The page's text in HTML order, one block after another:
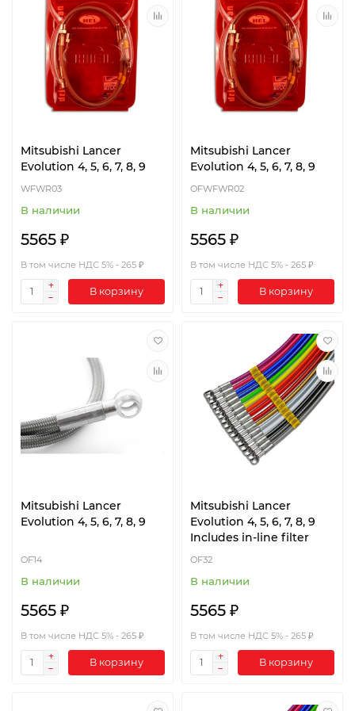
Mitsubishi Lancer
Evolution 4, 5, 6, 7, 8, 9
WFWR03
В наличии
5565 ₽
В том числе НДС 5% - 265 ₽
В корзину
Mitsubishi Lancer
Evolution 4, 5, 6, 7, 8, 9
OFWFWR02
В наличии
5565 ₽
В том числе НДС 5% - 265 ₽
В корзину
Mitsubishi Lancer
Evolution 4, 5, 6, 7, 8, 9
OF14
В наличии
5565 ₽
В том числе НДС 5% - 265 ₽
В корзину
Mitsubishi Lancer
Evolution 4, 5, 6, 7, 8, 9
Includes in-line filter
OF32
В наличии
5565 ₽
В том числе НДС 5% - 265 ₽
В корзину